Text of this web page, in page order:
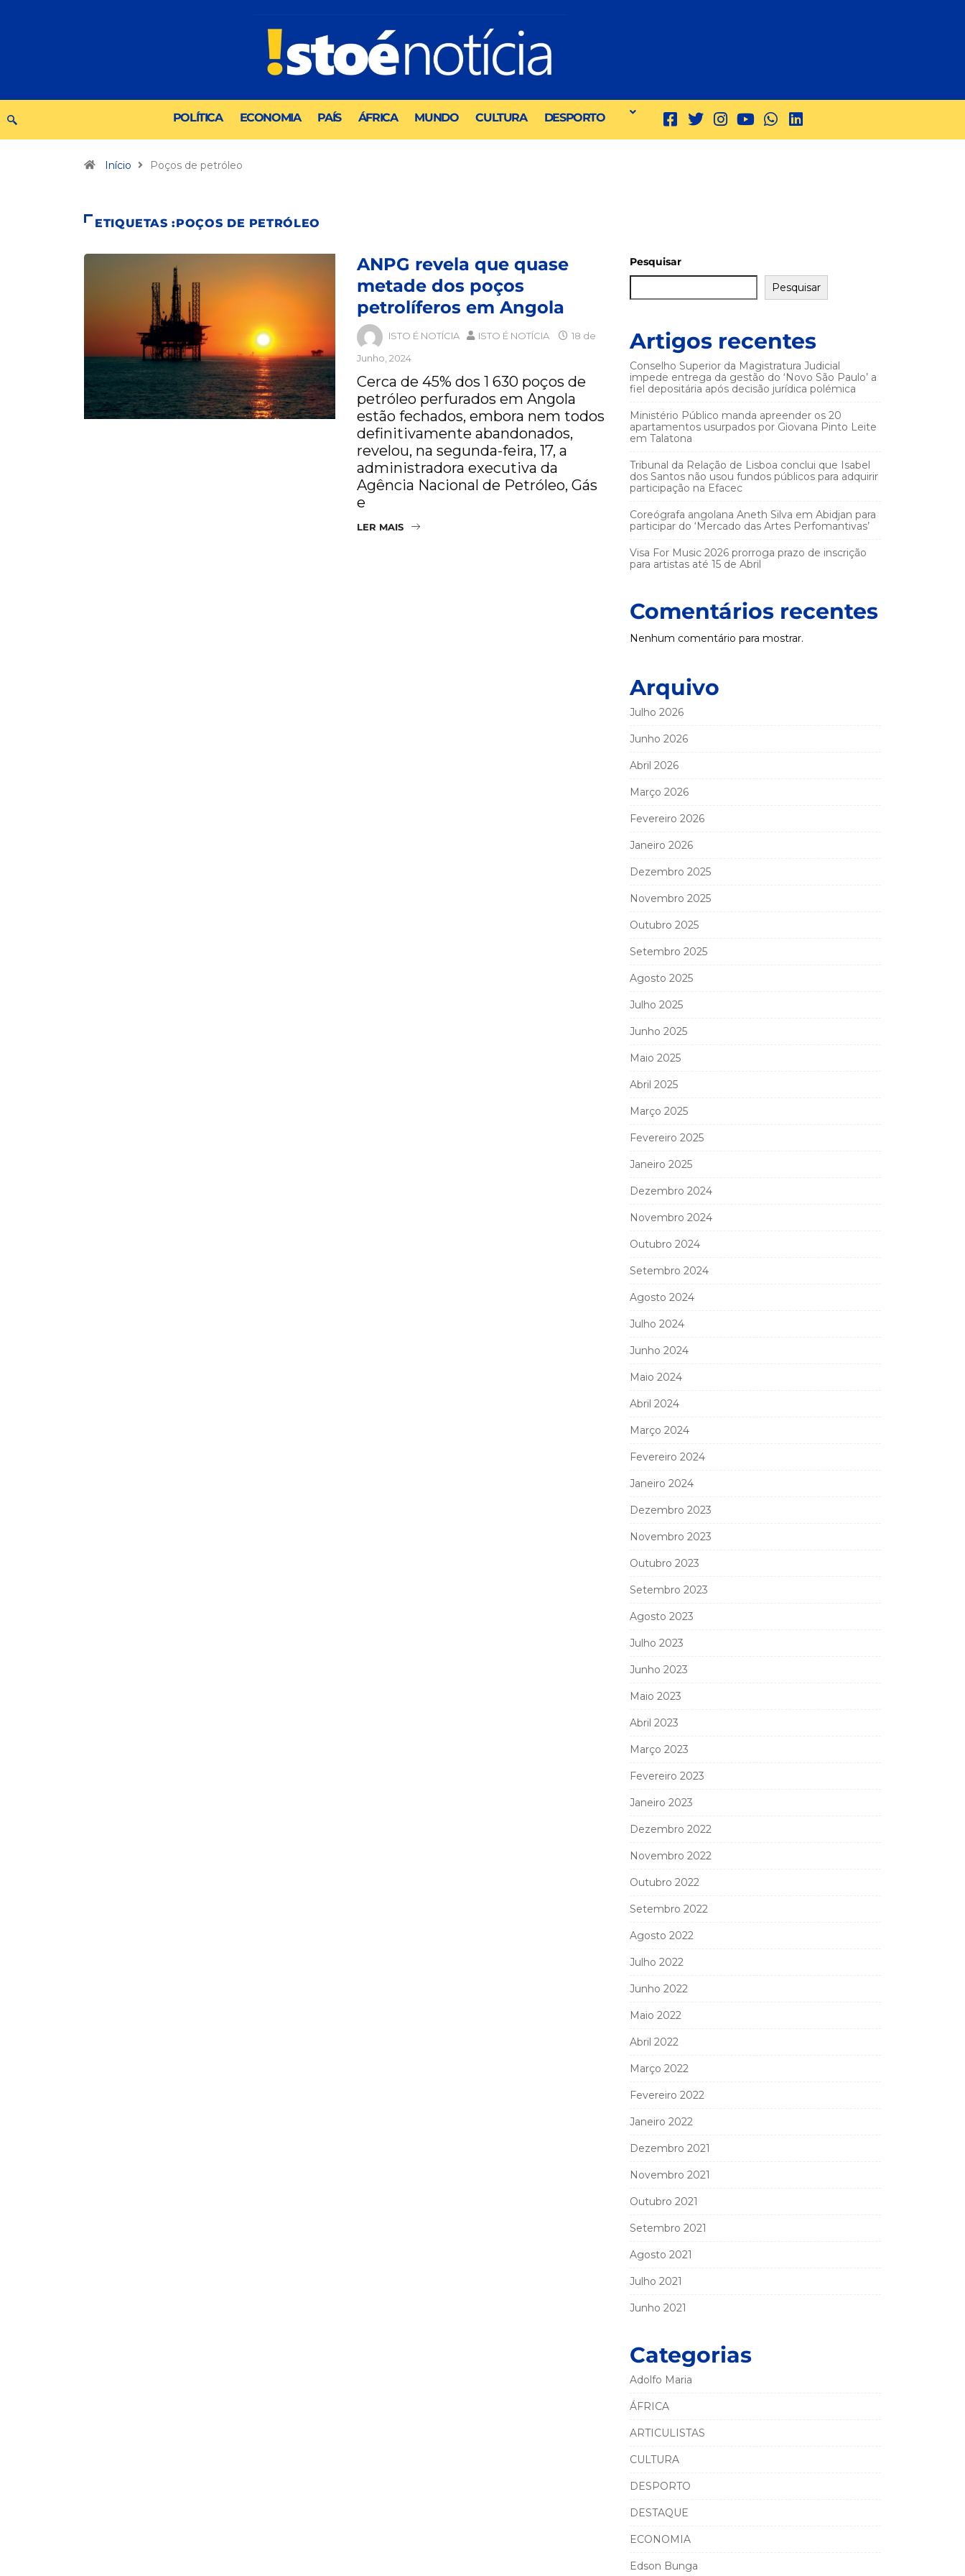
POLÍTICA ECONOMIA PAÍS ÁFRICA MUNDO CULTURA DESPORTO
Início Poços de petróleo
ETIQUETAS :POÇOS DE PETRÓLEO
ANPG revela que quase
metade dos poços
petrolíferos em Angola
ISTO É NOTÍCIA ISTO É NOTÍCIA
18 de
Junho, 2024
Cerca de 45% dos 1 630 poços de
petróleo perfurados em Angola
estão fechados, embora nem todos
definitivamente abandonados,
revelou, na segunda-feira, 17, a
administradora executiva da
Agência Nacional de Petróleo, Gás
e
LER MAIS
Pesquisar
Pesquisar
Artigos recentes
Conselho Superior da Magistratura Judicial
impede entrega da gestão do ‘Novo São Paulo’ a
fiel depositária após decisão jurídica polémica
Ministério Público manda apreender os 20
apartamentos usurpados por Giovana Pinto Leite
em Talatona
Tribunal da Relação de Lisboa conclui que Isabel
dos Santos não usou fundos públicos para adquirir
participação na Efacec
Coreógrafa angolana Aneth Silva em Abidjan para
participar do ‘Mercado das Artes Perfomantivas’
Visa For Music 2026 prorroga prazo de inscrição
para artistas até 15 de Abril
Comentários recentes
Nenhum comentário para mostrar.
Arquivo
Julho 2026
Junho 2026
Abril 2026
Março 2026
Fevereiro 2026
Janeiro 2026
Dezembro 2025
Novembro 2025
Outubro 2025
Setembro 2025
Agosto 2025
Julho 2025
Junho 2025
Maio 2025
Abril 2025
Março 2025
Fevereiro 2025
Janeiro 2025
Dezembro 2024
Novembro 2024
Outubro 2024
Setembro 2024
Agosto 2024
Julho 2024
Junho 2024
Maio 2024
Abril 2024
Março 2024
Fevereiro 2024
Janeiro 2024
Dezembro 2023
Novembro 2023
Outubro 2023
Setembro 2023
Agosto 2023
Julho 2023
Junho 2023
Maio 2023
Abril 2023
Março 2023
Fevereiro 2023
Janeiro 2023
Dezembro 2022
Novembro 2022
Outubro 2022
Setembro 2022
Agosto 2022
Julho 2022
Junho 2022
Maio 2022
Abril 2022
Março 2022
Fevereiro 2022
Janeiro 2022
Dezembro 2021
Novembro 2021
Outubro 2021
Setembro 2021
Agosto 2021
Julho 2021
Junho 2021
Categorias
Adolfo Maria
ÁFRICA
ARTICULISTAS
CULTURA
DESPORTO
DESTAQUE
ECONOMIA
Edson Bunga